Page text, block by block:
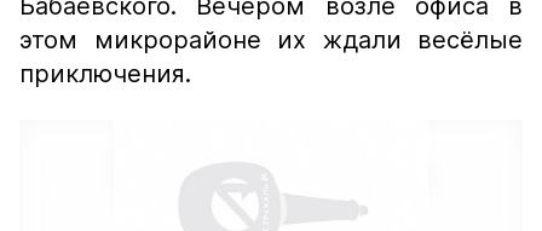
Бабаевского. Вечером возле офиса в
этом микрорайоне их ждали весёлые
приключения.